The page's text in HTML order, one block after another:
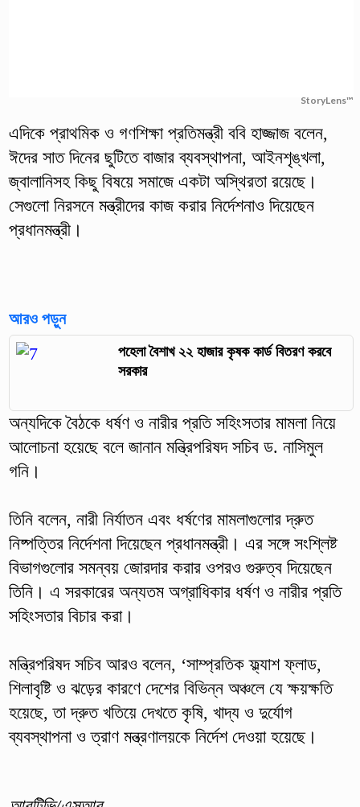
StoryLens™
এদিকে প্রাথমিক ও গণশিক্ষা প্রতিমন্ত্রী ববি হাজ্জাজ বলেন,
ঈদের সাত দিনের ছুটিতে বাজার ব্যবস্থাপনা, আইনশৃঙ্খলা,
জ্বালানিসহ কিছু বিষয়ে সমাজে একটা অস্থিরতা রয়েছে।
সেগুলো নিরসনে মন্ত্রীদের কাজ করার নির্দেশনাও দিয়েছেন
প্রধানমন্ত্রী।
আরও পড়ুন
পহেলা বৈশাখ ২২ হাজার কৃষক কার্ড বিতরণ করবে
সরকার
অন্যদিকে বৈঠকে ধর্ষণ ও নারীর প্রতি সহিংসতার মামলা নিয়ে
আলোচনা হয়েছে বলে জানান মন্ত্রিপরিষদ সচিব ড. নাসিমুল
গনি।
তিনি বলেন, নারী নির্যাতন এবং ধর্ষণের মামলাগুলোর দ্রুত
নিষ্পত্তির নির্দেশনা দিয়েছেন প্রধানমন্ত্রী। এর সঙ্গে সংশ্লিষ্ট
বিভাগগুলোর সমন্বয় জোরদার করার ওপরও গুরুত্ব দিয়েছেন
তিনি। এ সরকারের অন্যতম অগ্রাধিকার ধর্ষণ ও নারীর প্রতি
সহিংসতার বিচার করা।
মন্ত্রিপরিষদ সচিব আরও বলেন, ‘সাম্প্রতিক ফ্ল্যাশ ফ্লাড,
শিলাবৃষ্টি ও ঝড়ের কারণে দেশের বিভিন্ন অঞ্চলে যে ক্ষয়ক্ষতি
হয়েছে, তা দ্রুত খতিয়ে দেখতে কৃষি, খাদ্য ও দুর্যোগ
ব্যবস্থাপনা ও ত্রাণ মন্ত্রণালয়কে নির্দেশ দেওয়া হয়েছে।